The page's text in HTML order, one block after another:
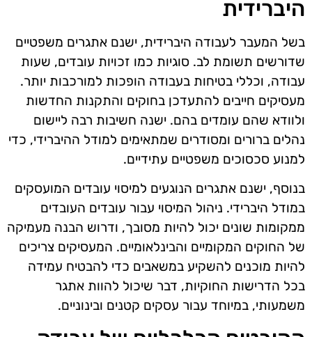
היברידית
בשל המעבר לעבודה היברידית, ישנם אתגרים משפטיים
שדורשים תשומת לב. סוגיות כמו זכויות עובדים, שעות
עבודה, וכללי בטיחות בעבודה הופכות למורכבות יותר.
מעסיקים חייבים להתעדכן בחוקים והתקנות החדשות
ולוודא שהם עומדים בהם. ישנה חשיבות רבה ליישום
נהלים ברורים ומסודרים שמתאימים למודל ההיברידי, כדי
למנוע סכסוכים משפטיים עתידיים.
בנוסף, ישנם אתגרים הנוגעים למיסוי עובדים המועסקים
במודל היברידי. ניהול המיסוי עבור עובדים העובדים
ממקומות שונים יכול להיות מסובך, ודרוש הבנה מעמיקה
של החוקים המקומיים והבינלאומיים. המעסיקים צריכים
להיות מוכנים להשקיע במשאבים כדי להבטיח עמידה
בכל הדרישות החוקיות, דבר שיכול להוות אתגר
משמעותי, במיוחד עבור עסקים קטנים ובינוניים.